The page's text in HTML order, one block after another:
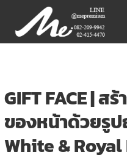
content
ME PREMIUM GIFT
LASER, CRYSTAL,
3D PRINT, 3D SCAN
GIFT FACE | ส
ของหน้าด้วยรูป
White & Royal